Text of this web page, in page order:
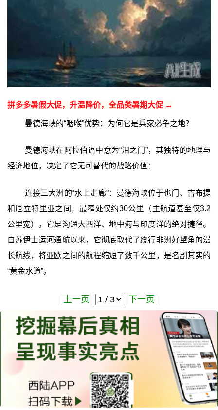
拼多多暑假大促，升温降价，全品类暑期大促 →
曼德海峡的“咽喉”优势：为何它是兵家必争之地？
曼德海峡在阿拉伯语中意为“泪之门”，其独特的地理与
经济地位，决定了它无可替代的战略价值：
连接三大洲的“水上走廊”：曼德海峡位于也门、吉布提
和厄立特里亚之间，最窄处仅约30公里（主航道甚至仅3.2
公里宽）。它是沟通大西洋、地中海与印度洋的绝对捷径。
自苏伊士运河通航以来，它彻底取代了绕行非洲好望角的漫
长航线，将亚欧之间的航程缩短了数千公里，是名副其实的
“黄金水道”。
上一页 下一页